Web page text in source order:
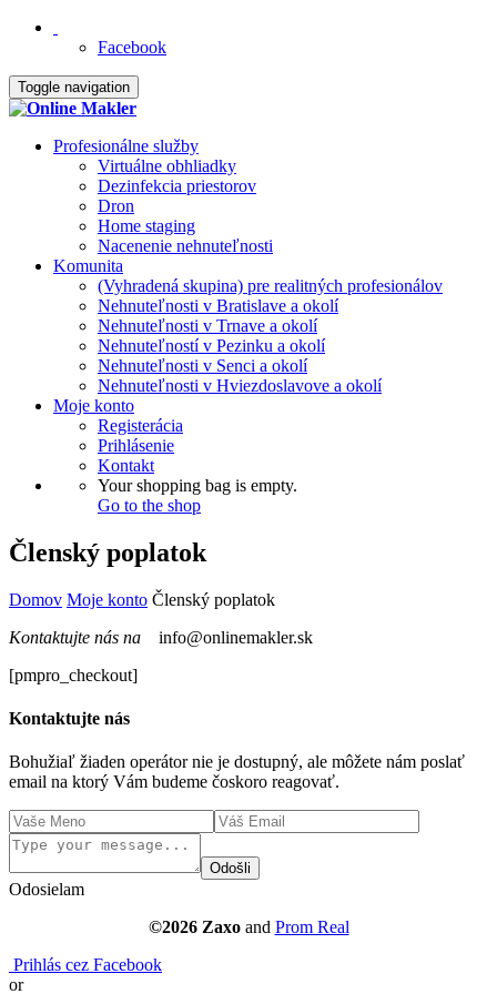
Facebook
Toggle navigation
Profesionálne služby
Virtuálne obhliadky
Dezinfekcia priestorov
Dron
Home staging
Nacenenie nehnuteľnosti
Komunita
(Vyhradená skupina) pre realitných profesionálov
Nehnuteľnosti v Bratislave a okolí
Nehnuteľnosti v Trnave a okolí
Nehnuteľností v Pezinku a okolí
Nehnuteľnosti v Senci a okolí
Nehnuteľnosti v Hviezdoslavove a okolí
Moje konto
Registerácia
Prihlásenie
Kontakt
Your shopping bag is empty.
Go to the shop
Členský poplatok
Domov Moje konto Členský poplatok
Kontaktujte nás na
info@onlinemakler.sk
[pmpro_checkout]
Kontaktujte nás
Bohužiaľ žiaden operátor nie je dostupný, ale môžete nám poslať
email na ktorý Vám budeme čoskoro reagovať.
Odošli
Odosielam
©2026 Zaxoand Prom Real
Prihlás cez Facebook
or